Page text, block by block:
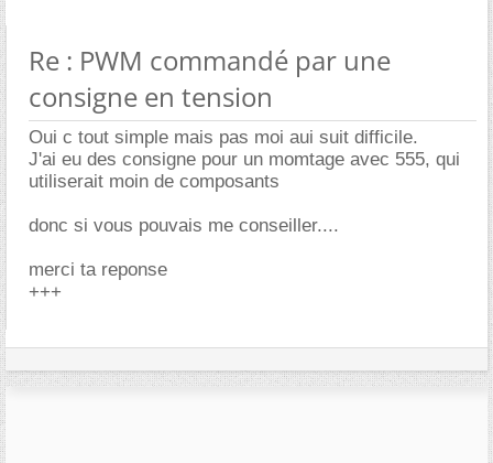
Re : PWM commandé par une
consigne en tension
Oui c tout simple mais pas moi aui suit difficile.
J'ai eu des consigne pour un momtage avec 555, qui
utiliserait moin de composants
donc si vous pouvais me conseiller....
merci ta reponse
+++